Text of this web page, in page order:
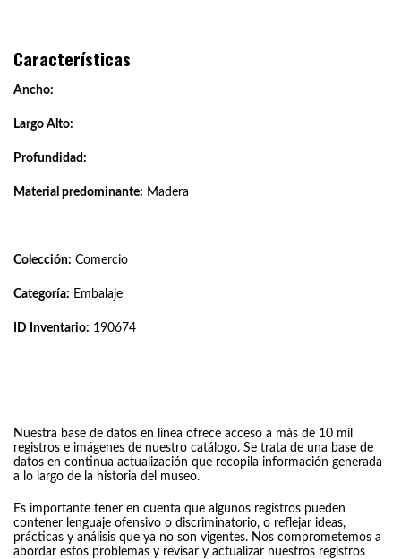
Características
Ancho:
Largo Alto:
Profundidad:
Material predominante: Madera
Colección: Comercio
Categoría: Embalaje
ID Inventario: 190674
Nuestra base de datos en línea ofrece acceso a más de 10 mil
registros e imágenes de nuestro catálogo. Se trata de una base de
datos en continua actualización que recopila información generada
a lo largo de la historia del museo.
Es importante tener en cuenta que algunos registros pueden
contener lenguaje ofensivo o discriminatorio, o reflejar ideas,
prácticas y análisis que ya no son vigentes. Nos comprometemos a
abordar estos problemas y revisar y actualizar nuestros registros